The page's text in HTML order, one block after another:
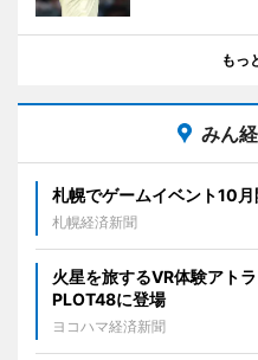
もっ
みん
札幌でゲームイベント10
札幌経済新聞
火星を旅するVR体験アト
PLOT48に登場
ヨコハマ経済新聞